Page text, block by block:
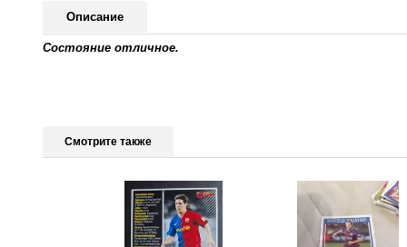
Описание
Состояние отличное.
Смотрите также